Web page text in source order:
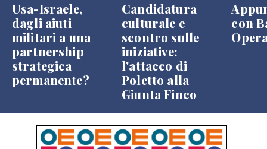
Usa-Israele,
dagli aiuti
militari a una
partnership
strategica
permanente?
Candidatura
culturale e
scontro sulle
iniziative:
l'attacco di
Poletto alla
Giunta Finco
con